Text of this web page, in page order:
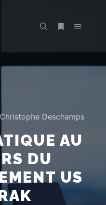
Christophe Deschamps
AU
DU
US